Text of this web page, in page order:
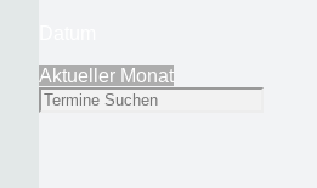
Aktueller Monat